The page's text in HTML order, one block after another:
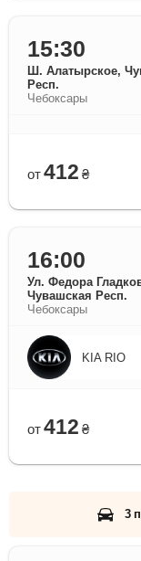
15:30
Ш. Алатырское,
Респ.
Чебоксары
от 412 ₴
16:00
Ул. Федора
Чувашская Респ.
Чебоксары
KIA RIO
от 412 ₴
3